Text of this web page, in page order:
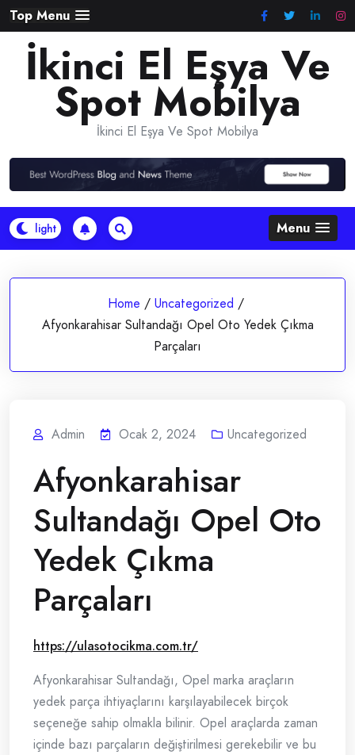
Skip
to
content
Top Menu
İkinci El Eşya Ve
Spot Mobilya
İkinci El Eşya Ve Spot Mobilya
Menu
Home / Uncategorized /
Afyonkarahisar Sultandağı Opel Oto Yedek Çıkma
Parçaları
Admin Ocak 2, 2024 Uncategorized
Afyonkarahisar
Sultandağı Opel Oto
Yedek Çıkma
Parçaları
https://ulasotocikma.com.tr/
Afyonkarahisar Sultandağı, Opel marka araçların
yedek parça ihtiyaçlarını karşılayabilecek birçok
seçeneğe sahip olmakla bilinir. Opel araçlarda zaman
içinde bazı parçaların değiştirilmesi gerekebilir ve bu